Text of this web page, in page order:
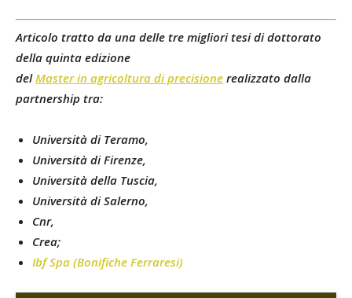
Articolo tratto da una delle tre migliori tesi di dottorato
della quinta edizione
delMaster in agricoltura di precisione realizzato dalla
partnership tra:
Università di Teramo,
Università di Firenze,
Università della Tuscia,
Università di Salerno,
Cnr,
Crea;
Ibf Spa (Bonifiche Ferraresi)